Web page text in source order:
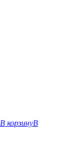
В корзинуВ